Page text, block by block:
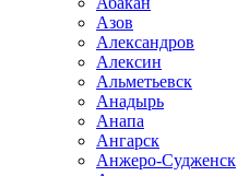
Азов
Александров
Алексин
Альметьевск
Анадырь
Анапа
Ангарск
Анжеро-Судженск